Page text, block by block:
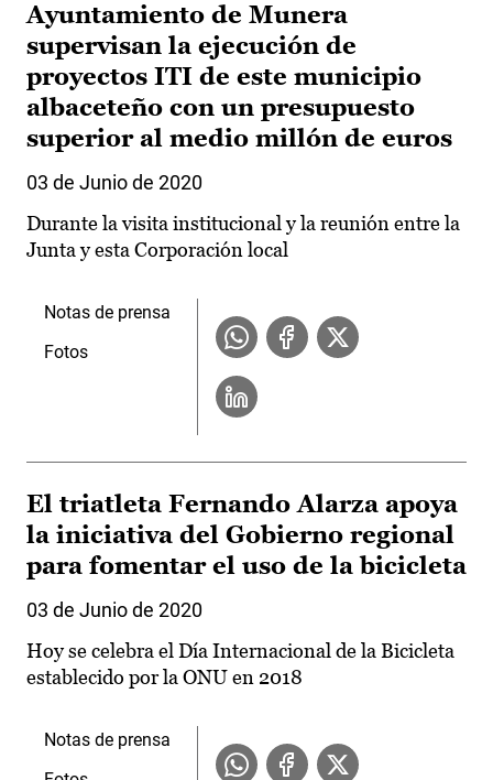
Ayuntamiento de Munera
supervisan la ejecución de
proyectos ITI de este municipio
albaceteño con un presupuesto
superior al medio millón de euros
03 de Junio de 2020
Durante la visita institucional y la reunión entre la
Junta y esta Corporación local
Notas de prensa
Fotos
El triatleta Fernando Alarza apoya
la iniciativa del Gobierno regional
para fomentar el uso de la bicicleta
03 de Junio de 2020
Hoy se celebra el Día Internacional de la Bicicleta
establecido por la ONU en 2018
Notas de prensa